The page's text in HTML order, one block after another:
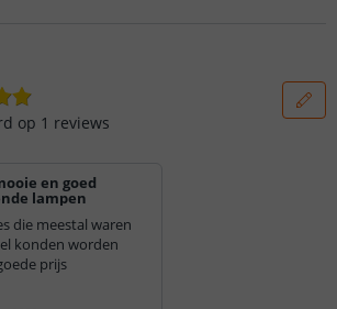
op 1 reviews
en goed
werkende lampen
die meestal waren
konden worden
prijs